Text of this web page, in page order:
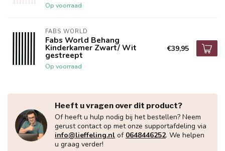
Op voorraad
FABS WORLD
Fabs World Behang
Kinderkamer Zwart/ Wit
gestreept
Op voorraad
€39,95
Heeft u vragen over dit product?
Of heeft u hulp nodig bij het bestellen? Neem
gerust contact op met onze supportafdeling via
info@lieffeling.nl of 0648446252. We helpen
u graag verder!